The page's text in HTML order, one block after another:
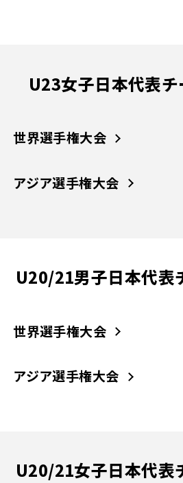
U23女子日本代表
世界選手権大会
アジア選手権大会
U20/21男子日本代表
世界選手権大会
アジア選手権大会
U20/21女子日本代表